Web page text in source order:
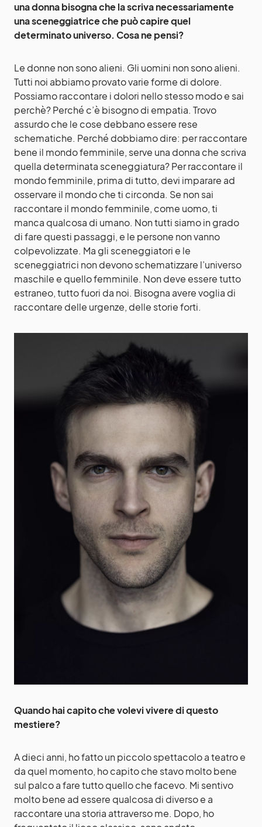
una donna bisogna che la scriva necessariamente
una sceneggiatrice che può capire quel
determinato universo. Cosa ne pensi?
Le donne non sono alieni. Gli uomini non sono alieni.
Tutti noi abbiamo provato varie forme di dolore.
Possiamo raccontare i dolori nello stesso modo e sai
perchè? Perché c’è bisogno di empatia. Trovo
assurdo che le cose debbano essere rese
schematiche. Perché dobbiamo dire: per raccontare
bene il mondo femminile, serve una donna che scriva
quella determinata sceneggiatura? Per raccontare il
mondo femminile, prima di tutto, devi imparare ad
osservare il mondo che ti circonda. Se non sai
raccontare il mondo femminile, come uomo, ti
manca qualcosa di umano. Non tutti siamo in grado
di fare questi passaggi, e le persone non vanno
colpevolizzate. Ma gli sceneggiatori e le
sceneggiatrici non devono schematizzare l’universo
maschile e quello femminile. Non deve essere tutto
estraneo, tutto fuori da noi. Bisogna avere voglia di
raccontare delle urgenze, delle storie forti.
Quando hai capito che volevi vivere di questo
mestiere?
A dieci anni, ho fatto un piccolo spettacolo a teatro e
da quel momento, ho capito che stavo molto bene
sul palco a fare tutto quello che facevo. Mi sentivo
molto bene ad essere qualcosa di diverso e a
raccontare una storia attraverso me. Dopo, ho